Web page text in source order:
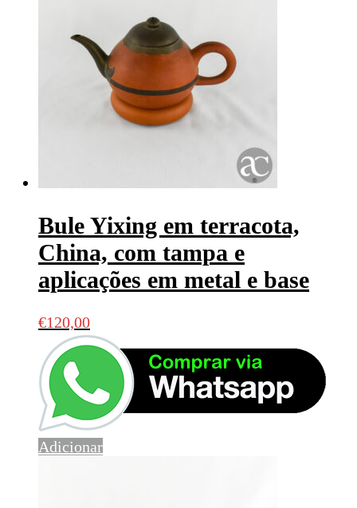
Bule Yixing em terracota,
China, com tampa e
aplicações em metal e base
€120,00
Adicionar